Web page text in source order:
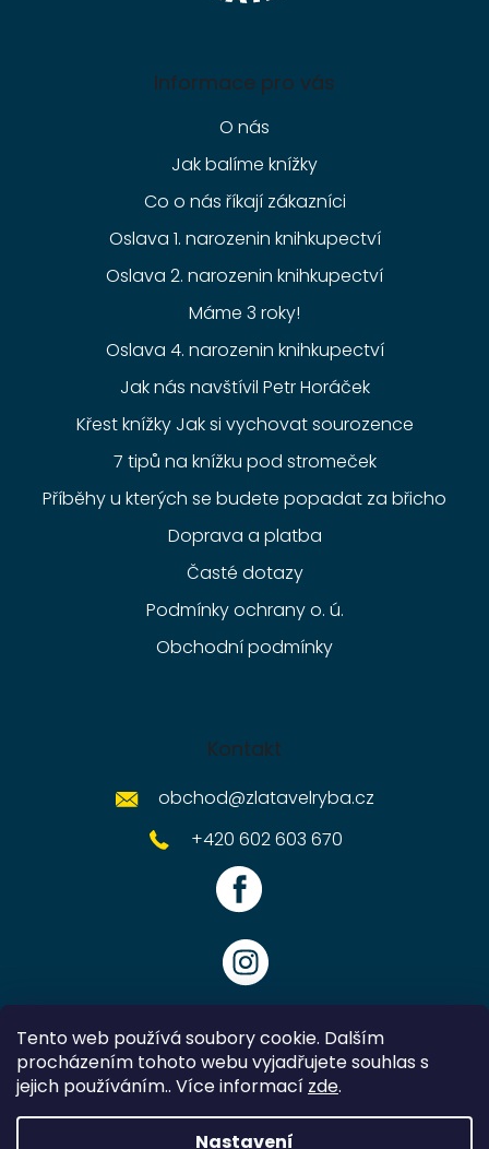
Tento web používá soubory cookie. Dalším
procházením tohoto webu vyjadřujete souhlas s
jejich používáním.. Více informací zde.
Nastavení
Informace pro vás
O nás
Jak balíme knížky
Co o nás říkají zákazníci
Oslava 1. narozenin knihkupectví
Oslava 2. narozenin knihkupectví
Máme 3 roky!
Oslava 4. narozenin knihkupectví
Jak nás navštívil Petr Horáček
Křest knížky Jak si vychovat sourozence
7 tipů na knížku pod stromeček
Příběhy u kterých se budete popadat za břicho
Doprava a platba
Časté dotazy
Podmínky ochrany o. ú.
Obchodní podmínky
Kontakt
obchod@zlatavelryba.cz
+420 602 603 670
Vytvořil Shoptet